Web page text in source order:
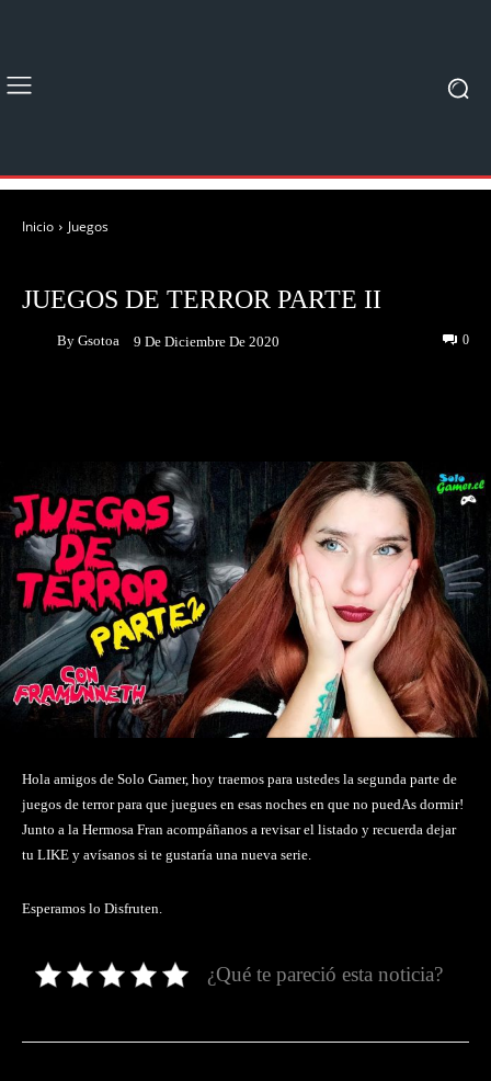
Inicio Juegos
JUEGOS DE TERROR PARTE II
By Gsotoa 9 De Diciembre De 2020 0
Hola amigos de Solo Gamer, hoy traemos para ustedes la segunda parte de
juegos de terror para que juegues en esas noches en que no puedAs dormir!
Junto a la Hermosa Fran acompáñanos a revisar el listado y recuerda dejar
tu LIKE y avísanos si te gustaría una nueva serie.
Esperamos lo Disfruten.
¿Qué te pareció esta noticia?